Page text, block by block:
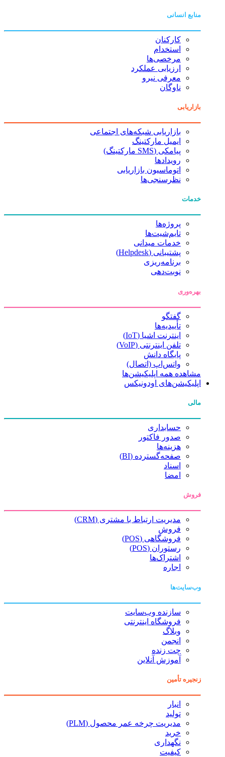
منابع انسانی
کارکنان
استخدام
مرخصی‌ها
ارزیابی عملکرد
معرفی نیرو
ناوگان
بازاریابی
بازاریابی شبکه‌های اجتماعی
ایمیل مارکتینگ
پیامکی (SMS مارکتینگ)
رویدادها
اتوماسیون بازاریابی
نظرسنجی‌ها
خدمات
پروژه‌ها
تایم‌شیت‌ها
خدمات میدانی
پشتیبانی (Helpdesk)
برنامه‌ریزی
نوبت‌دهی
بهره‌وری
گفتگو
تأییدیه‌ها
اینترنت اشیا (IoT)
تلفن اینترنتی (VoIP)
پایگاه دانش
واتس‌اپ (اتصال)
مشاهده همه اپلیکیشن‌ها
اپلیکیشن‌های اودونیکس
مالی
حسابداری
صدور فاکتور
هزینه‌ها
صفحه‌گسترده (BI)
اسناد
امضا
فروش
مدیریت ارتباط با مشتری (CRM)
فروش
فروشگاهی (POS)
رستوران (POS)
اشتراک‌ها
اجاره
وب‌سایت‌ها
سازنده وب‌سایت
فروشگاه اینترنتی
وبلاگ
انجمن
چت زنده
آموزش آنلاین
زنجیره تأمین
انبار
تولید
مدیریت چرخه عمر محصول (PLM)
خرید
نگهداری
کیفیت